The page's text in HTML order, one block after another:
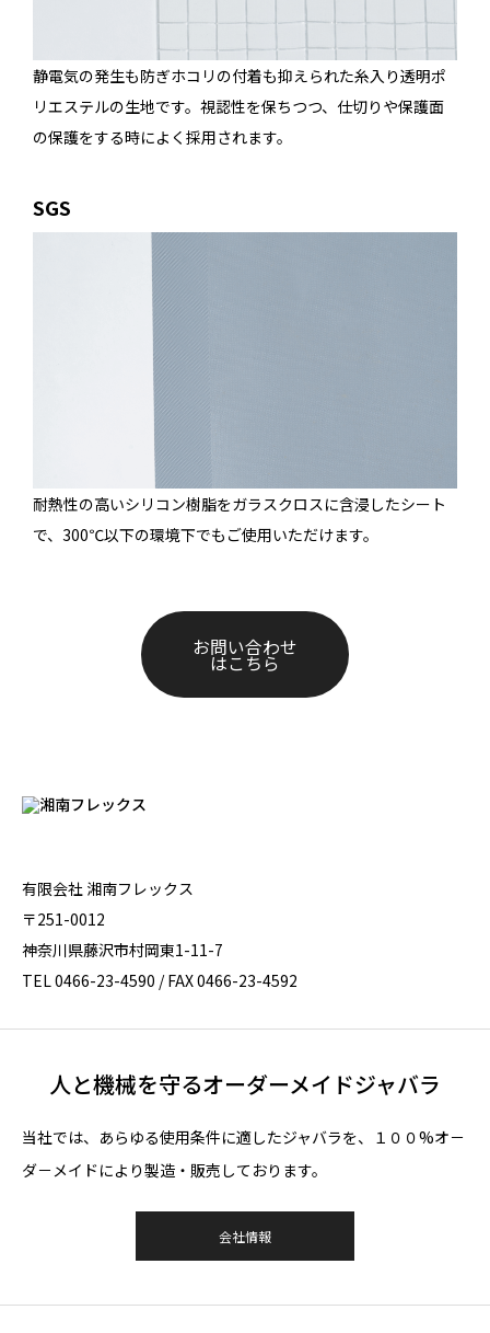
静電気の発生も防ぎホコリの付着も抑えられた糸入り透明ポ
リエステルの生地です。視認性を保ちつつ、仕切りや保護面
の保護をする時によく採用されます。
SGS
耐熱性の高いシリコン樹脂をガラスクロスに含浸したシート
で、300℃以下の環境下でもご使用いただけます。
お問い合わせ
はこちら
有限会社 湘南フレックス
〒251-0012
神奈川県藤沢市村岡東1-11-7
TEL 0466-23-4590 / FAX 0466-23-4592
人と機械を守るオーダーメイドジャバラ
当社では、あらゆる使用条件に適したジャバラを、１００%オ－
ダ－メイドにより製造・販売しております。
会社情報